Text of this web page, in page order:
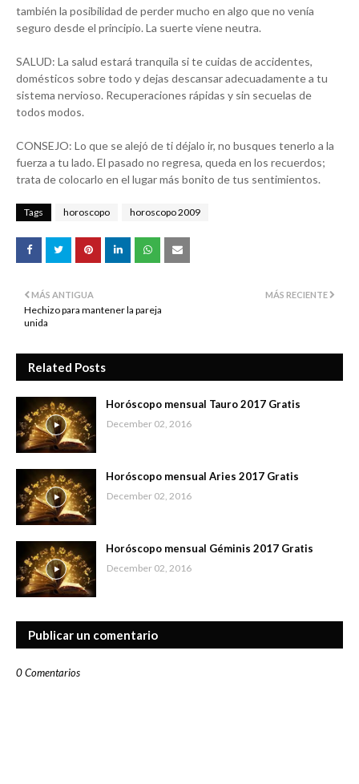
también la posibilidad de perder mucho en algo que no venía
seguro desde el principio. La suerte viene neutra.
SALUD: La salud estará tranquila si te cuidas de accidentes,
domésticos sobre todo y dejas descansar adecuadamente a tu
sistema nervioso. Recuperaciones rápidas y sin secuelas de
todos modos.
CONSEJO: Lo que se alejó de ti déjalo ir, no busques tenerlo a la
fuerza a tu lado. El pasado no regresa, queda en los recuerdos;
trata de colocarlo en el lugar más bonito de tus sentimientos.
Tags horoscopo horoscopo 2009
MÁS RECIENTE
MÁS ANTIGUA
Hechizo para mantener la pareja
unida
Related Posts
Horóscopo mensual Tauro 2017 Gratis
December 02, 2016
Horóscopo mensual Aries 2017 Gratis
December 02, 2016
Horóscopo mensual Géminis 2017 Gratis
December 02, 2016
Publicar un comentario
0 Comentarios